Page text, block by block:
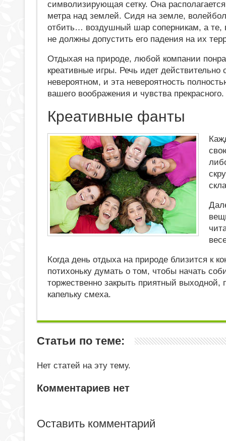
символизирующая сетку. Она
метра над землей. Сидя на земле,
отбить… воздушный шар соперникам, а те,
не должны допустить его падения на их
Отдыхая на природе, любой компании
креативные игры. Речь идет действительно
невероятном, и эта невероятность
вашего воображения и чувства прекрасного.
Креативные фанты
Когда день отдыха на природе близится к
потихоньку думать о том, чтобы начать
торжественно закрыть приятный
капельку смеха.
Статьи по теме:
Нет статей на эту тему.
Комментариев нет
Оставить комментарий